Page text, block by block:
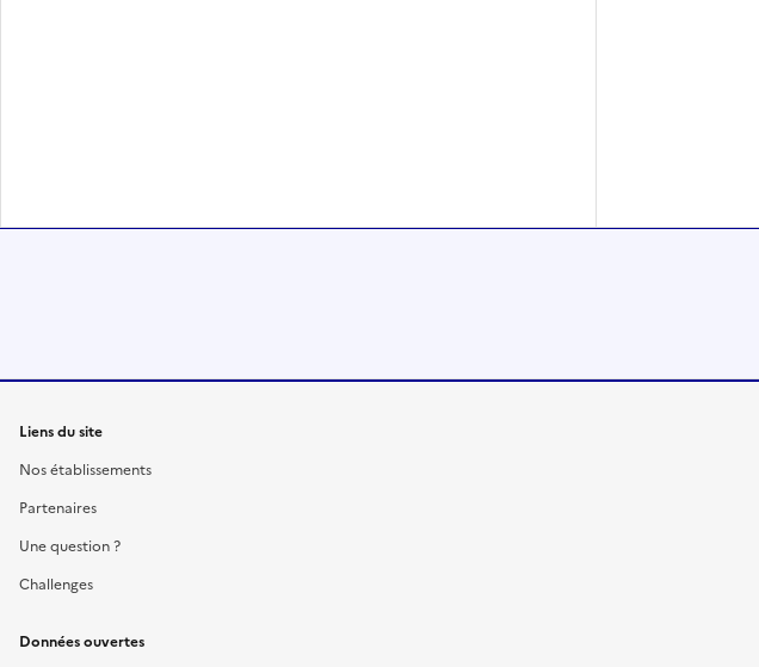
Liens du site
Nos établissements
Partenaires
Une question ?
Challenges
Données ouvertes